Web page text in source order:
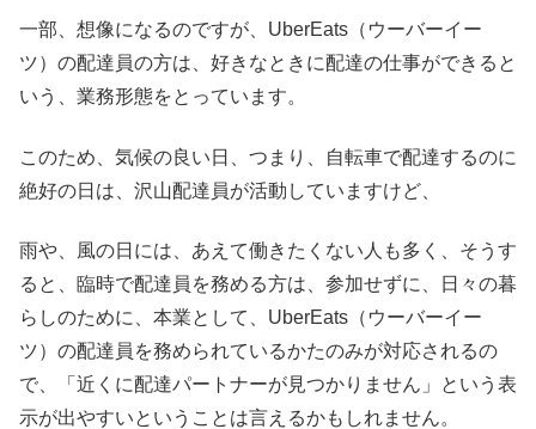
一部、想像になるのですが、UberEats（ウーバーイー
ツ）の配達員の方は、好きなときに配達の仕事ができると
いう、業務形態をとっています。
このため、気候の良い日、つまり、自転車で配達するのに
絶好の日は、沢山配達員が活動していますけど、
雨や、風の日には、あえて働きたくない人も多く、そうす
ると、臨時で配達員を務める方は、参加せずに、日々の暮
らしのために、本業として、UberEats（ウーバーイー
ツ）の配達員を務められているかたのみが対応されるの
で、「近くに配達パートナーが見つかりません」という表
示が出やすいということは言えるかもしれません。